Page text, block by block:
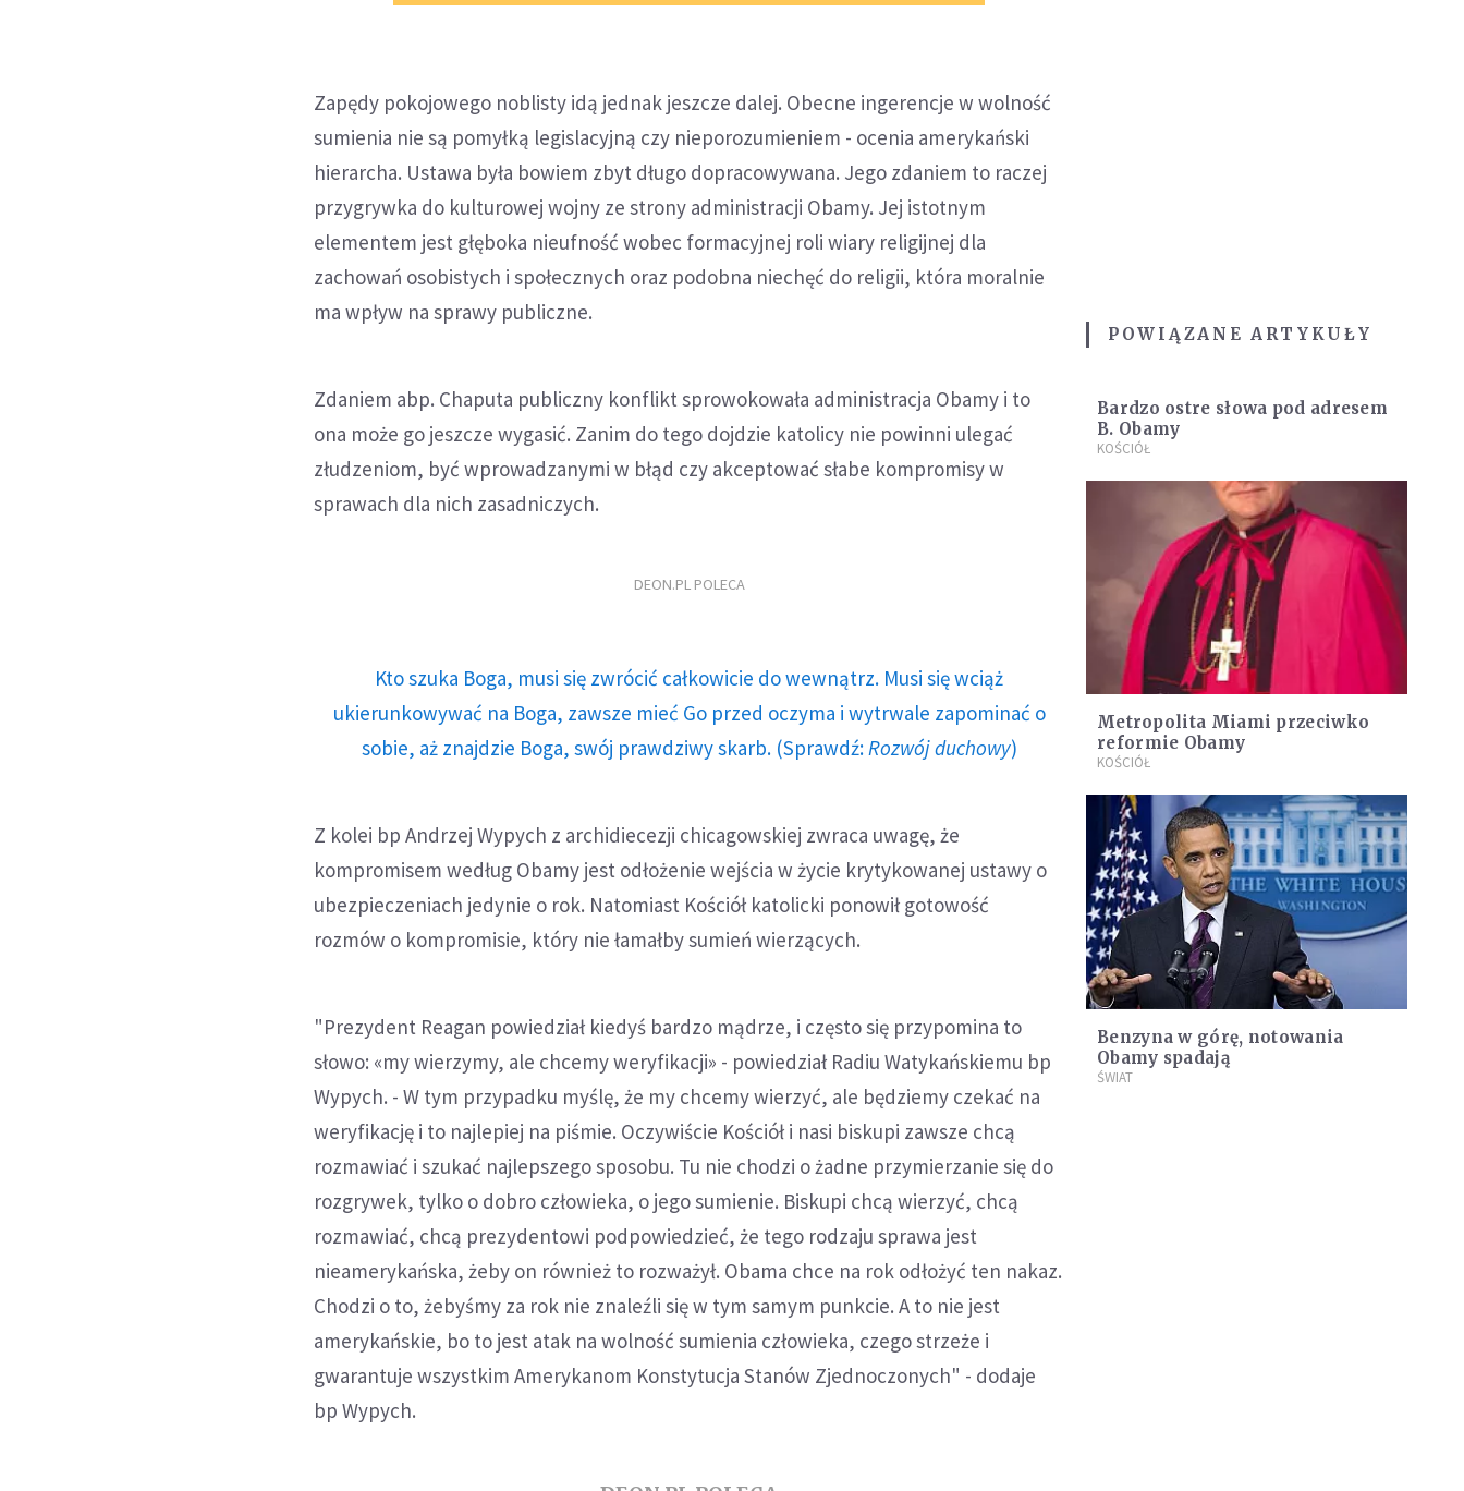
Zapędy pokojowego noblisty idą jednak jeszcze dalej. Obecne ingerencje w wolność
sumienia nie są pomyłką legislacyjną czy nieporozumieniem - ocenia amerykański
hierarcha. Ustawa była bowiem zbyt długo dopracowywana. Jego zdaniem to raczej
przygrywka do kulturowej wojny ze strony administracji Obamy. Jej istotnym
elementem jest głęboka nieufność wobec formacyjnej roli wiary religijnej dla
zachowań osobistych i społecznych oraz podobna niechęć do religii, która moralnie
ma wpływ na sprawy publiczne.
Zdaniem abp. Chaputa publiczny konflikt sprowokowała administracja Obamy i to
ona może go jeszcze wygasić. Zanim do tego dojdzie katolicy nie powinni ulegać
złudzeniom, być wprowadzanymi w błąd czy akceptować słabe kompromisy w
sprawach dla nich zasadniczych.
DEON.PL POLECA
Kto szuka Boga, musi się zwrócić całkowicie do wewnątrz. Musi się wciąż
ukierunkowywać na Boga, zawsze mieć Go przed oczyma i wytrwale zapominać o
sobie, aż znajdzie Boga, swój prawdziwy skarb. (Sprawdź: Rozwój duchowy)
Z kolei bp Andrzej Wypych z archidiecezji chicagowskiej zwraca uwagę, że
kompromisem według Obamy jest odłożenie wejścia w życie krytykowanej ustawy o
ubezpieczeniach jedynie o rok. Natomiast Kościół katolicki ponowił gotowość
rozmów o kompromisie, który nie łamałby sumień wierzących.
"Prezydent Reagan powiedział kiedyś bardzo mądrze, i często się przypomina to
słowo: «my wierzymy, ale chcemy weryfikacji» - powiedział Radiu Watykańskiemu bp
Wypych. - W tym przypadku myślę, że my chcemy wierzyć, ale będziemy czekać na
weryfikację i to najlepiej na piśmie. Oczywiście Kościół i nasi biskupi zawsze chcą
rozmawiać i szukać najlepszego sposobu. Tu nie chodzi o żadne przymierzanie się do
rozgrywek, tylko o dobro człowieka, o jego sumienie. Biskupi chcą wierzyć, chcą
rozmawiać, chcą prezydentowi podpowiedzieć, że tego rodzaju sprawa jest
nieamerykańska, żeby on również to rozważył. Obama chce na rok odłożyć ten nakaz.
Chodzi o to, żebyśmy za rok nie znaleźli się w tym samym punkcie. A to nie jest
amerykańskie, bo to jest atak na wolność sumienia człowieka, czego strzeże i
gwarantuje wszystkim Amerykanom Konstytucja Stanów Zjednoczonych" - dodaje
bp Wypych.
POWIĄZANE ARTYKUŁY
Bardzo ostre słowa pod adresem
B. Obamy
KOŚCIÓŁ
Metropolita Miami przeciwko
reformie Obamy
KOŚCIÓŁ
Benzyna w górę, notowania
Obamy spadają
ŚWIAT